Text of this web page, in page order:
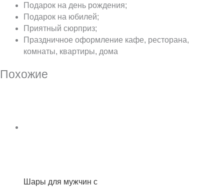
Подарок на день рождения;
Подарок на юбилей;
Приятный сюрприз;
Праздничное оформление кафе, ресторана,
комнаты, квартиры, дома
Похожие
Шары для мужчин с